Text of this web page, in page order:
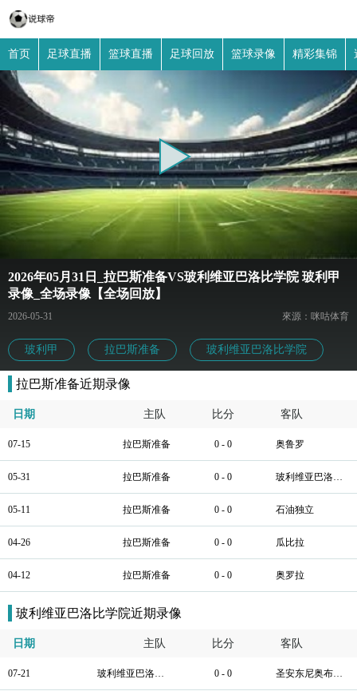
首页 足球直播 篮球直播 足球回放 篮球录像 精彩集锦
2026年05月31日_拉巴斯准备VS玻利维亚巴洛比学院 玻利甲
录像_全场录像【全场回放】
2026-05-31 來源：咪咕体育
玻利甲 拉巴斯准备 玻利维亚巴洛比学院
拉巴斯准备近期录像
日期 主队 比分 客队
07-15 拉巴斯准备 0 - 0 奥鲁罗
05-31 拉巴斯准备 0 - 0
05-11 拉巴斯准备 0 - 0 石油独立
04-26 拉巴斯准备 0 - 0 瓜比拉
04-12 拉巴斯准备 0 - 0 奥罗拉
玻利维亚巴洛比学院近期录像
日期 主队 比分 客队
07-21 0 - 0